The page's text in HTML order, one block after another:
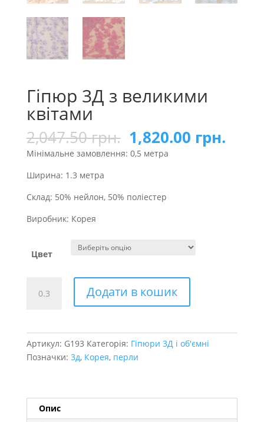
Гіпюр 3Д з великими
квітами
2,047.50грн. 1,820.00 грн.
Мінімальне замовлення: 0,5 метра
Ширина: 1.3 метра
Склад: 50% нейлон, 50% поліестер
Виробник: Корея
Цвет
кількість
Додати в кошик
Артикул: G193 Категорія: Гіпюри 3Д і об'ємні
Позначки: 3д, Корея, перли
Опис